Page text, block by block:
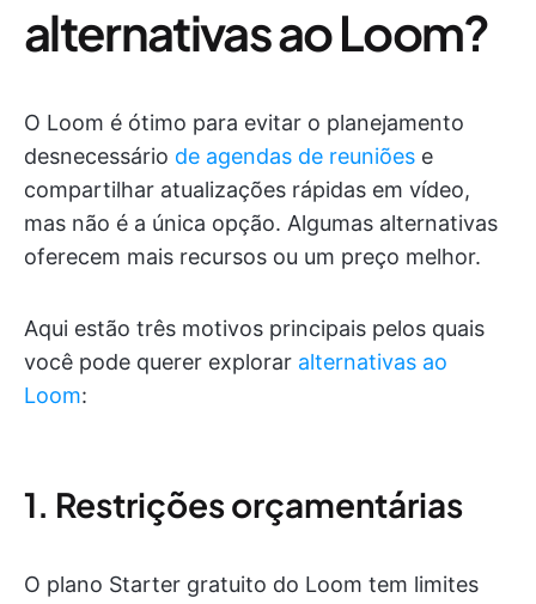
alternativas ao Loom?
O Loom é ótimo para evitar o planejamento
desnecessário de agendas de reuniões e
compartilhar atualizações rápidas em vídeo,
mas não é a única opção. Algumas alternativas
oferecem mais recursos ou um preço melhor.
Aqui estão três motivos principais pelos quais
você pode querer explorar alternativas ao
Loom:
1. Restrições orçamentárias
O plano Starter gratuito do Loom tem limites